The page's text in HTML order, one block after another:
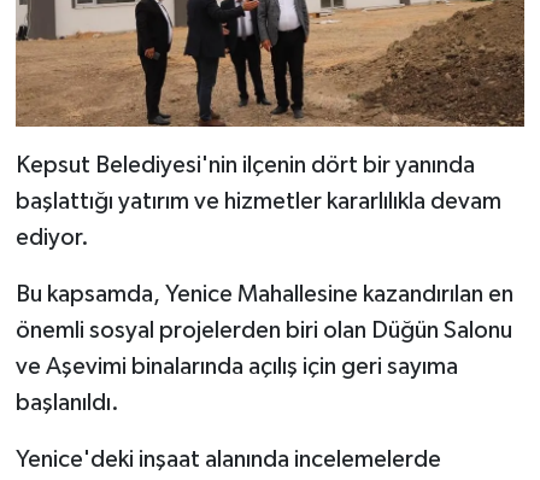
Kepsut Belediyesi'nin ilçenin dört bir yanında
başlattığı yatırım ve hizmetler kararlılıkla devam
ediyor.
Bu kapsamda, Yenice Mahallesine kazandırılan en
önemli sosyal projelerden biri olan Düğün Salonu
ve Aşevimi binalarında açılış için geri sayıma
başlanıldı.
Yenice'deki inşaat alanında incelemelerde